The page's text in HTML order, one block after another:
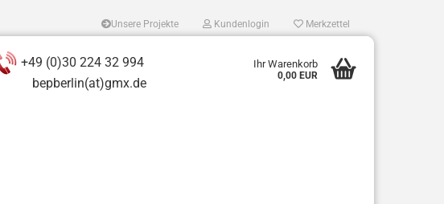
Unsere Projekte Kundenlogin Merkzettel
+49 (0)30 224 32 994
bepberlin(at)gmx.de
Ihr Warenkorb
0,00 EUR